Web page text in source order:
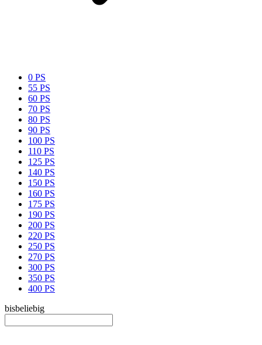
0 PS
55 PS
60 PS
70 PS
80 PS
90 PS
100 PS
110 PS
125 PS
140 PS
150 PS
160 PS
175 PS
190 PS
200 PS
220 PS
250 PS
270 PS
300 PS
350 PS
400 PS
bisbeliebig